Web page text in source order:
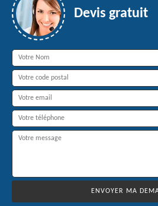
Devis gratuit